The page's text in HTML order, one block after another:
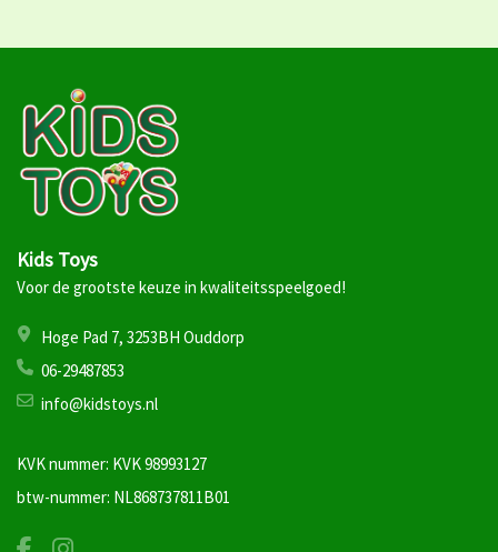
Kids Toys
Voor de grootste keuze in kwaliteitsspeelgoed!
Hoge Pad 7, 3253BH Ouddorp
06-29487853
info@kidstoys.nl
KVK nummer: KVK 98993127
btw-nummer: NL868737811B01